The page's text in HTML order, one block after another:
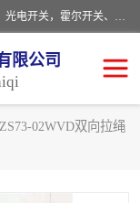
湖北杭荣电气有限公司是一家主要从事生产接近开关、光电开关，霍尔开关、两级跑偏开关、双向拉绳开关、速度监测器、皮带打滑开关、阻旋式料位开关、皮带纵向撕裂开关、溜槽堵塞开关、声光报警器、矿用磁性井筒开关等，主营行业：电气设备、仪器仪表制造, 高低压电器，成套电气设备，矿用防爆机电设备，皮带机综合保护系统，防爆电器，传感器，工矿配件，电器配件，自动化工业机器人的研发，制造，加工销售。
限公司
02WVD双向拉绳